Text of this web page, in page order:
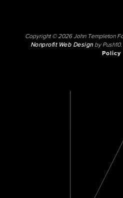
Copyright © 2026 John Templeton
Nonprofit Web Designby Push10.
Policy